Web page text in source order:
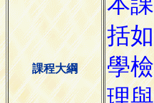
課程大綱